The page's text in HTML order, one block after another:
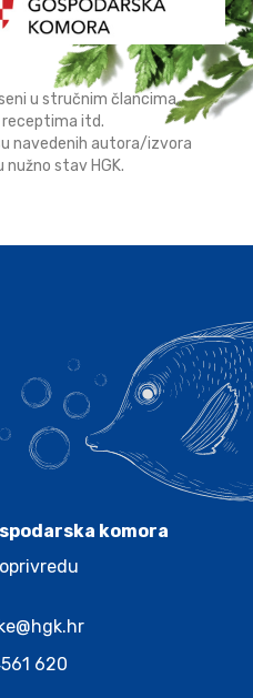
u stručnim člancima,
itd.
navedenih autora/izvora
nužno stav HGK.
komora
620